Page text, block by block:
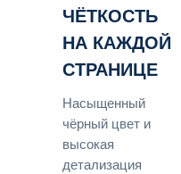
ЧЁТКОСТЬ
НА КАЖДОЙ
СТРАНИЦЕ
Насыщенный
чёрный цвет и
высокая
детализация